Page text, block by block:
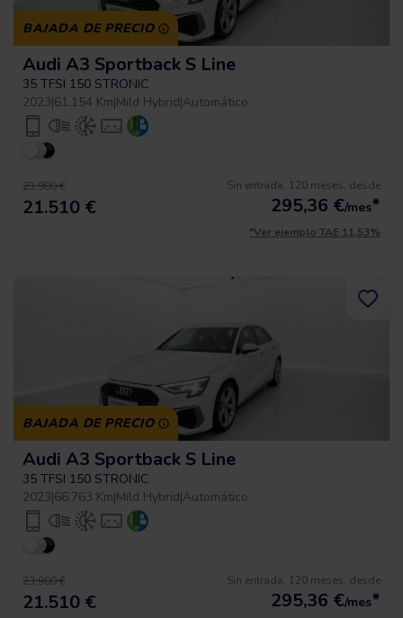
BAJADA DE PRECIO
Audi A3 Sportback S Line
35 TFSI 150 STRONIC
2023|61.154 Km|Mild Hybrid|Automático
23.900 €
21.510 €
Sin entrada, 120 meses, desde
295,36 €/mes*
*Ver ejemplo TAE 11,53%
BAJADA DE PRECIO
Audi A3 Sportback S Line
35 TFSI 150 STRONIC
2023|66.763 Km|Mild Hybrid|Automático
23.900 €
21.510 €
Sin entrada, 120 meses, desde
295,36 €/mes*